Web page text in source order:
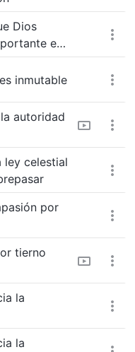
Dios
en
inmutable
autoridad
ley celestial
por
tierno
la
la